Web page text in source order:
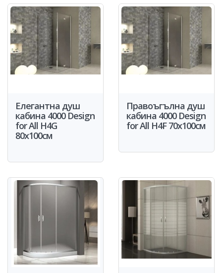
Елегантна душ
кабина 4000 Design
for All H4G
80x100см
Правоъгълна душ
кабина 4000 Design
for All H4F 70x100см